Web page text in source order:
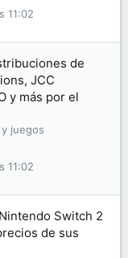
11:02
de
JCC
y más por el
juegos
11:02
Switch 2
de sus